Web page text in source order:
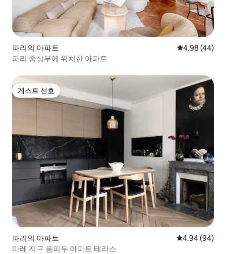
파리의 아파트 평점 4.98점(5
4.98 (44)
파리 중심부에 위치한 아파트
게스트 선호
게스트 선호
파리의 아파트 평점 4.94점(5
4.94 (94)
마레 지구 퐁피두 아파트 테라스